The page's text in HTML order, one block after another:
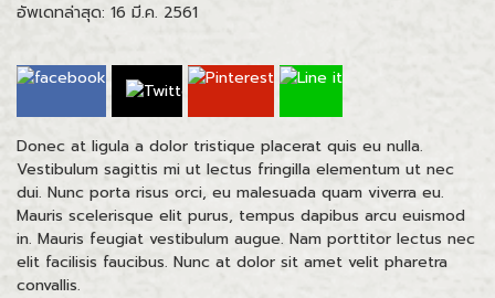
อัพเดทล่าสุด: 16 มี.ค. 2561
Donec at ligula a dolor tristique placerat quis eu nulla.
Vestibulum sagittis mi ut lectus fringilla elementum ut nec
dui. Nunc porta risus orci, eu malesuada quam viverra eu.
Mauris scelerisque elit purus, tempus dapibus arcu euismod
in. Mauris feugiat vestibulum augue. Nam porttitor lectus nec
elit facilisis faucibus. Nunc at dolor sit amet velit pharetra
convallis.